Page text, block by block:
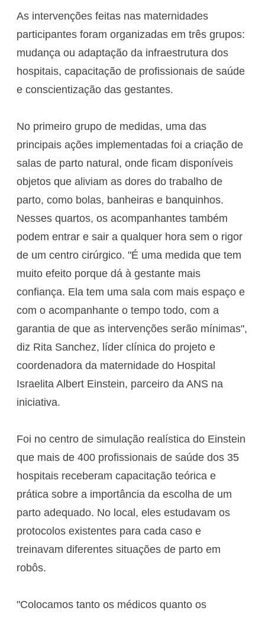
As intervenções feitas nas maternidades
participantes foram organizadas em três grupos:
mudança ou adaptação da infraestrutura dos
hospitais, capacitação de profissionais de saúde
e conscientização das gestantes.
No primeiro grupo de medidas, uma das
principais ações implementadas foi a criação de
salas de parto natural, onde ficam disponíveis
objetos que aliviam as dores do trabalho de
parto, como bolas, banheiras e banquinhos.
Nesses quartos, os acompanhantes também
podem entrar e sair a qualquer hora sem o rigor
de um centro cirúrgico. "É uma medida que tem
muito efeito porque dá à gestante mais
confiança. Ela tem uma sala com mais espaço e
com o acompanhante o tempo todo, com a
garantia de que as intervenções serão mínimas",
diz Rita Sanchez, líder clínica do projeto e
coordenadora da maternidade do Hospital
Israelita Albert Einstein, parceiro da ANS na
iniciativa.
Foi no centro de simulação realística do Einstein
que mais de 400 profissionais de saúde dos 35
hospitais receberam capacitação teórica e
prática sobre a importância da escolha de um
parto adequado. No local, eles estudavam os
protocolos existentes para cada caso e
treinavam diferentes situações de parto em
robôs.
"Colocamos tanto os médicos quanto os